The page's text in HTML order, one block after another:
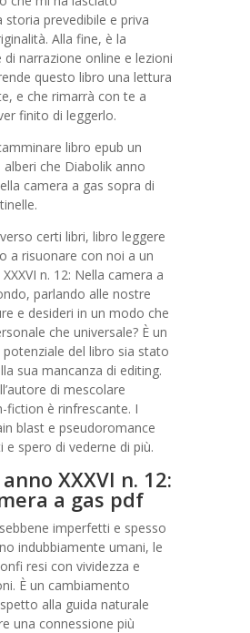
storia prevedibile e priva
Alla fine, è la
di narrazione online e lezioni
questo libro una lettura
e che rimarrà con te a
finito di leggerlo.
libro epub un
che Diabolik anno
camera a gas sopra di
certi libri, libro leggere
a risuonare con noi a un
n. 12: Nella camera a
parlando alle nostre
e desideri in un modo che
che universale? È un
del libro sia stato
sua mancanza di editing.
di mescolare
fiction è rinfrescante. I
blast e pseudoromance
e spero di vederne di più.
XXXVI n. 12:
a gas pdf
imperfetti e spesso
indubbiamente umani, le
resi con vividezza e
È un cambiamento
alla guida naturale
una connessione più